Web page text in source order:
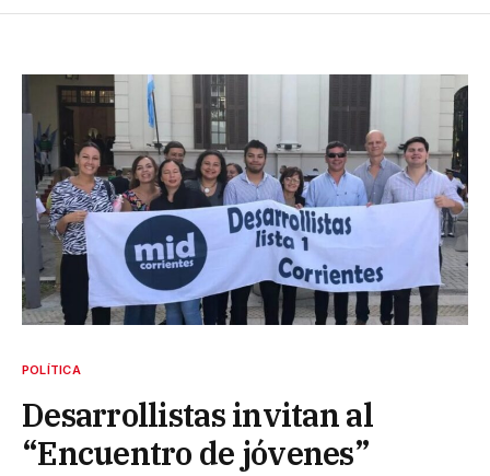
POLÍTICA
Desarrollistas invitan al
“Encuentro de jóvenes”